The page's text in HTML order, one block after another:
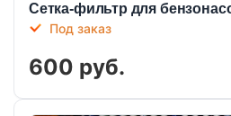
Сетка-фильтр для
Под заказ
600 руб.